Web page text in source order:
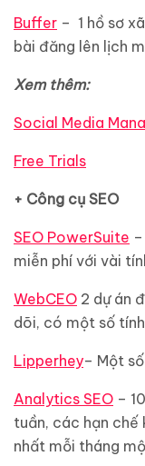
Buffer – 1 hồ sơ
bài đăng lên lịch
Xem thêm:
Social Media
Free Trials
+ Công cụ SEO
SEO PowerSuite
miễn phí với vài
WebCEO 2 dự án
dõi, có một số
Lipperhey– Một
Analytics SEO –
tuần, các hạn chế
nhất mỗi tháng